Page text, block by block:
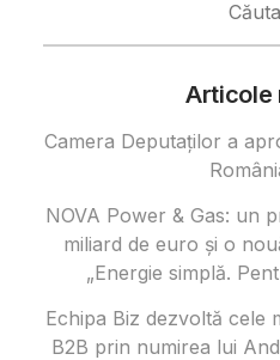
Articole
Camera Deputaților a
NOVA Power & Gas: un
miliard de euro și o
„Energie simplă.
Echipa Biz dezvoltă cele
B2B prin numirea lui